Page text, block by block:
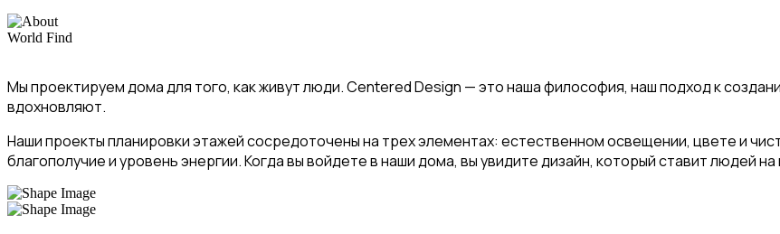
World Find
Мы проектируем дома для того, как живут люди. Centered Design — это наша философия, наш подход к
вдохновляют.
Наши проекты планировки этажей сосредоточены на трех элементах: естественном освещении, цвете и
благополучие и уровень энергии. Когда вы войдете в наши дома, вы увидите дизайн, который ставит людей